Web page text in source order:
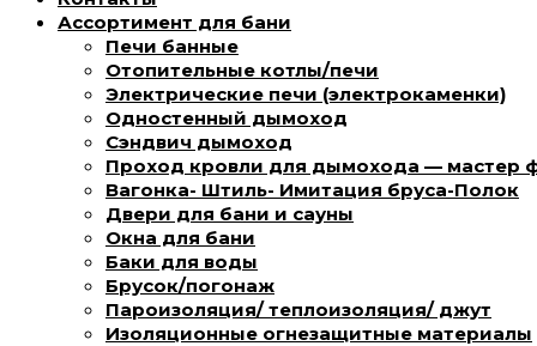
Ассортимент для бани
Печи банные
Отопительные котлы/печи
Электрические печи (электрокаменки)
Одностенный дымоход
Сэндвич дымоход
Проход кровли для дымохода — мастер
Вагонка- Штиль- Имитация бруса-Полок
Двери для бани и сауны
Окна для бани
Баки для воды
Брусок/погонаж
Пароизоляция/ теплоизоляция/ джут
Изоляционные огнезащитные материалы